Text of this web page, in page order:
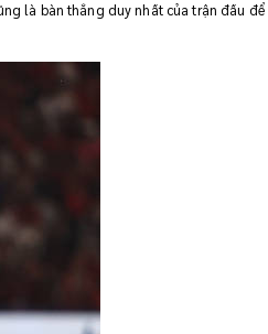
là bàn thắng duy nhất của trận đấu để